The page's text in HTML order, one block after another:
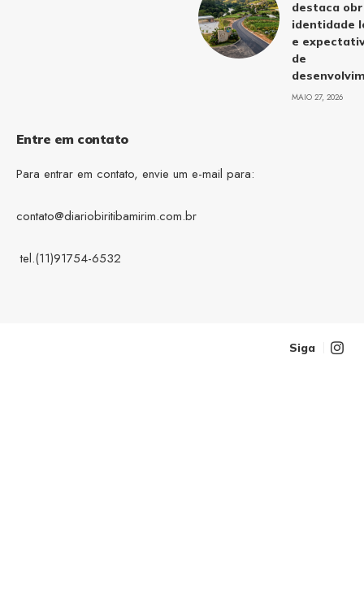
destaca
identidade
e
de
MAIO 27, 2026
Entre em contato
Para entrar em contato, envie um e-mail para:
contato@diariobiritibamirim.com.br
tel.(11)91754-6532
Siga